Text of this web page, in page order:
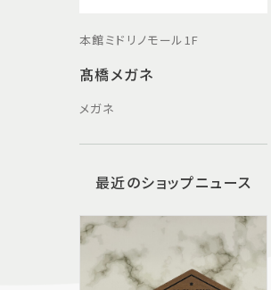
本館ミドリノモール1F
髙橋メガネ
メガネ
最近のショップニュース